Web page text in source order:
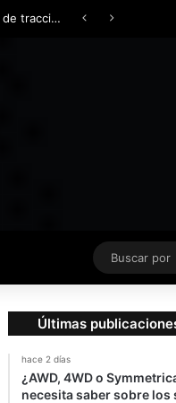
Últimas
hace 2 días
¿AWD, 4WD o
necesita saber sobre